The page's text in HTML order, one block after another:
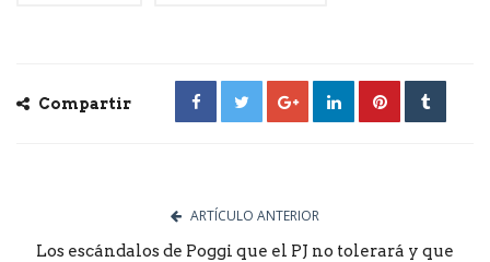
Compartir
ARTÍCULO ANTERIOR
Los escándalos de Poggi que el PJ no tolerará y que